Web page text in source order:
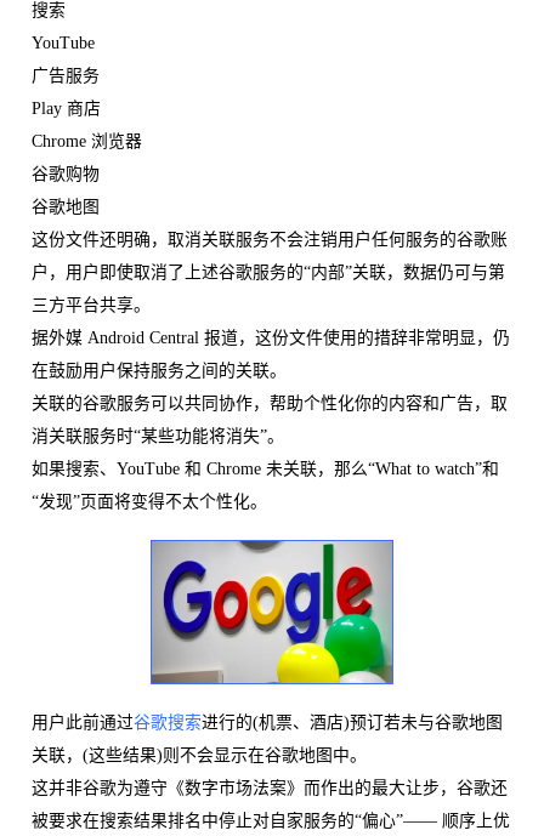
搜索
YouTube
广告服务
Play 商店
Chrome 浏览器
谷歌购物
谷歌地图
这份文件还明确，取消关联服务不会注销用户任何服务的谷歌账
户，用户即使取消了上述谷歌服务的“内部”关联，数据仍可与第
三方平台共享。
据外媒 Android Central 报道，这份文件使用的措辞非常明显，仍
在鼓励用户保持服务之间的关联。
关联的谷歌服务可以共同协作，帮助个性化你的内容和广告，取
消关联服务时“某些功能将消失”。
如果搜索、YouTube 和 Chrome 未关联，那么“What to watch”和
“发现”页面将变得不太个性化。
用户此前通过谷歌搜索进行的(机票、酒店)预订若未与谷歌地图
关联，(这些结果)则不会显示在谷歌地图中。
这并非谷歌为遵守《数字市场法案》而作出的最大让步，谷歌还
被要求在搜索结果排名中停止对自家服务的“偏心”—— 顺序上优